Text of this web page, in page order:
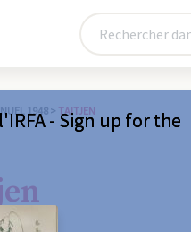
1948 > TAITJEN
- Sign up for the